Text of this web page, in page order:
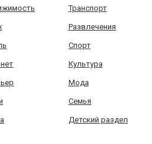
Транспорт
Развлечения
Спорт
Культура
Мода
Семья
Детский раздел